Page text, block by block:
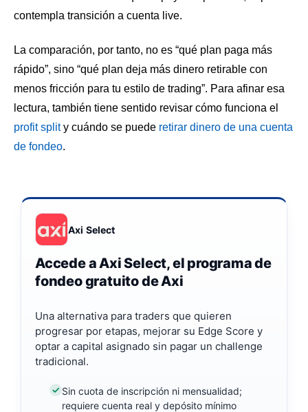
contempla transición a cuenta live.
La comparación, por tanto, no es “qué plan paga más
rápido”, sino “qué plan deja más dinero retirable con
menos fricción para tu estilo de trading”. Para afinar esa
lectura, también tiene sentido revisar cómo funciona el
profit splity cuándo se puede retirar dinero de una cuenta
de fondeo.
Axi Select
Accede a Axi Select, el programa de
fondeo gratuito de Axi
Una alternativa para traders que quieren
progresar por etapas, mejorar su Edge Score y
optar a capital asignado sin pagar un challenge
tradicional.
Sin cuota de inscripción ni mensualidad;
requiere cuenta real y depósito mínimo